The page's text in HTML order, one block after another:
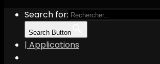
Search for:
Search Button
| Applications